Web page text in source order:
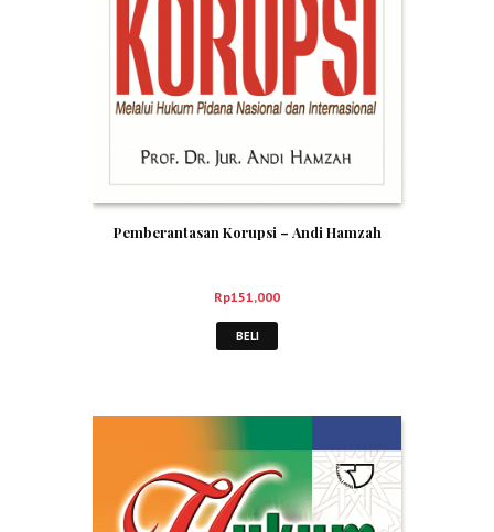
Pemberantasan Korupsi – Andi Hamzah
Rp151,000
BELI